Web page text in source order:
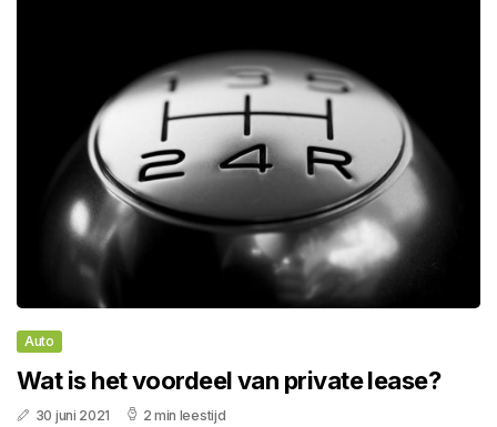
Auto
Wat is het voordeel van private lease?
30 juni 2021 2 min leestijd